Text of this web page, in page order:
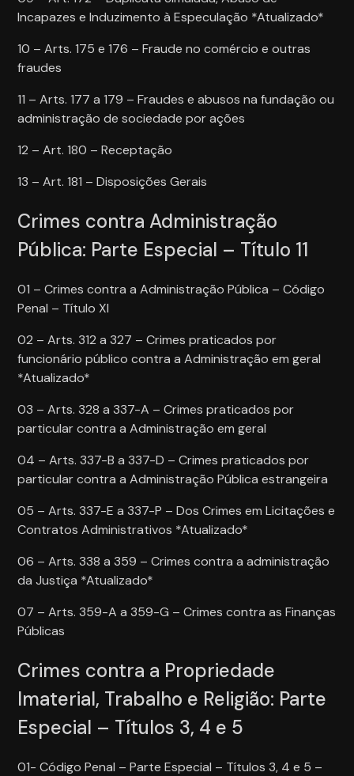
Incapazes e Induzimento à Especulação *Atualizado*
10 – Arts. 175 e 176 – Fraude no comércio e outras
fraudes
11 – Arts. 177 a 179 – Fraudes e abusos na fundação ou
administração de sociedade por ações
12 – Art. 180 – Receptação
13 – Art. 181 – Disposições Gerais
Crimes contra Administração
Pública: Parte Especial – Título 11
01 – Crimes contra a Administração Pública – Código
Penal – Título XI
02 – Arts. 312 a 327 – Crimes praticados por
funcionário público contra a Administração em geral
*Atualizado*
03 – Arts. 328 a 337-A – Crimes praticados por
particular contra a Administração em geral
04 – Arts. 337-B a 337-D – Crimes praticados por
particular contra a Administração Pública estrangeira
05 – Arts. 337-E a 337-P – Dos Crimes em Licitações e
Contratos Administrativos *Atualizado*
06 – Arts. 338 a 359 – Crimes contra a administração
da Justiça *Atualizado*
07 – Arts. 359-A a 359-G – Crimes contra as Finanças
Públicas
Crimes contra a Propriedade
Imaterial, Trabalho e Religião: Parte
Especial – Títulos 3, 4 e 5
01- Código Penal – Parte Especial – Títulos 3, 4 e 5 –